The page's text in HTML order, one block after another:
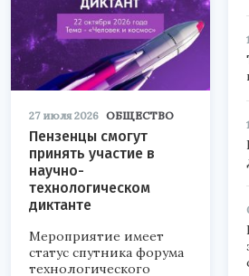
27 июля 2026 ОБЩЕСТВО
Пензенцы смогут
принять участие в
научно-
технологическом
диктанте
Мероприятие имеет
статус спутника форума
технологического